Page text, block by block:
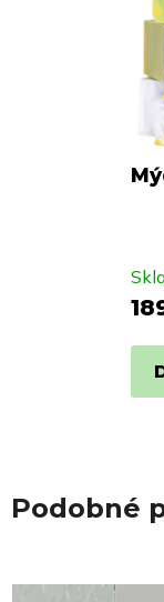
Podobné